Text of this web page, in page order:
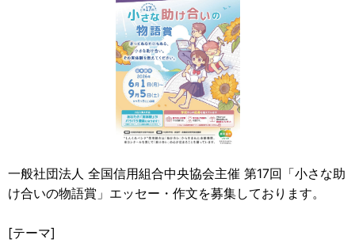
一般社団法人 全国信用組合中央協会主催 第17回「小さな助
け合いの物語賞」エッセー・作文を募集しております。
[テーマ]